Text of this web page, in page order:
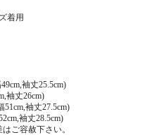
着用
袖丈25.5cm)
袖丈26cm)
袖丈27.5cm)
袖丈28.5cm)
ご容赦下さい。